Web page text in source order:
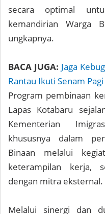
secara optimal
kemandirian Warga
ungkapnya.
BACA JUGA: Jaga
Rantau Ikuti Senam
Program pembinaan
Lapas Kotabaru
Kementerian
khususnya dalam
Binaan melalui
keterampilan kerja,
dengan mitra eksternal.
Melalui sinergi dan